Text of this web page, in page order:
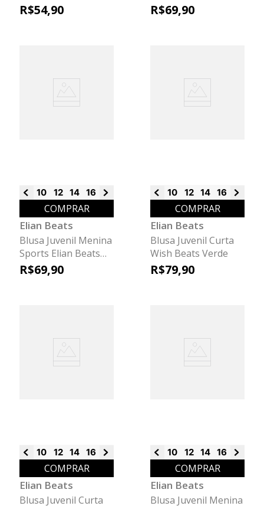
Beats Bege
R$54,90
Azul
R$69,90
10 12 14 16 18
COMPRAR
Elian Beats
Blusa Juvenil Menina
Sports Elian Beats
Vermelho
R$69,90
10 12 14 16 18
COMPRAR
Elian Beats
Blusa Juvenil Curta
Wish Beats Verde
R$79,90
10 12 14 16 18
COMPRAR
Elian Beats
Blusa Juvenil Curta
10 12 14 16 18
COMPRAR
Elian Beats
Blusa Juvenil Menina